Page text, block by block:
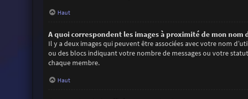
Haut
A quoi correspondent les images à proximité de mon nom
Il y a deux images qui peuvent être associées avec votre nom
ou des blocs indiquant votre nombre de messages ou votre
chaque membre.
Haut